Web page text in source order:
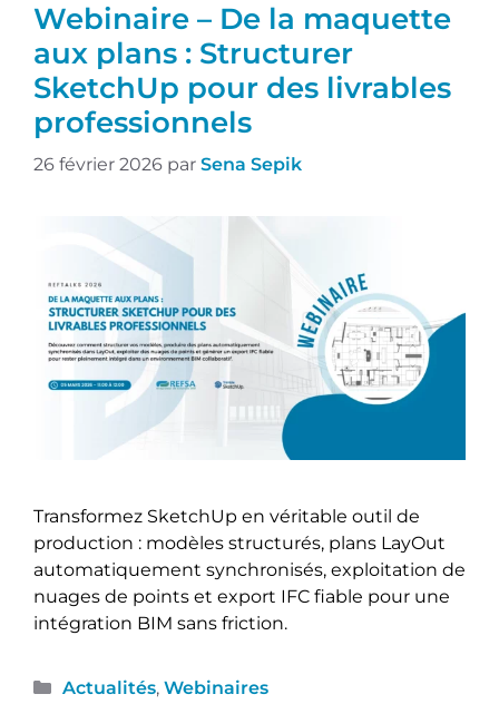
Webinaire – De la maquette
aux plans : Structurer
SketchUp pour des livrables
professionnels
26 février 2026 par Sena Sepik
Transformez SketchUp en véritable outil de
production : modèles structurés, plans LayOut
automatiquement synchronisés, exploitation de
nuages de points et export IFC fiable pour une
intégration BIM sans friction.
Actualités, Webinaires